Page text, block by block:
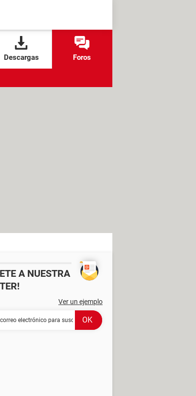
Descargas Foros
A NUESTRA
Ver un ejemplo